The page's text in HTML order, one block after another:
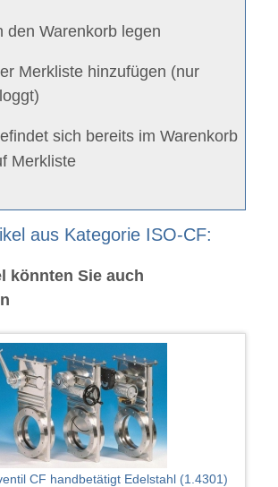
den Warenkorb legen
Merkliste hinzufügen (nur
sich bereits im Warenkorb
Merkliste
aus Kategorie ISO-CF:
könnten Sie auch
CF handbetätigt Edelstahl (1.4301)